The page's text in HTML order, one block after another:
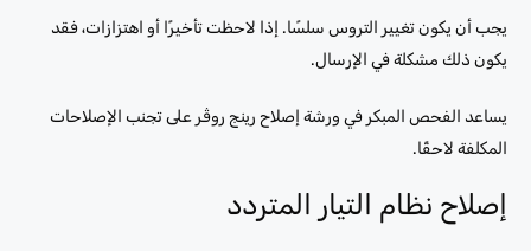
يجب أن يكون تغيير التروس سلسًا. إذا لاحظت تأخيرًا أو اهتزازات، فقد
يكون ذلك مشكلة في الإرسال.
يساعد الفحص المبكر في ورشة إصلاح رينج روڤر على تجنب الإصلاحات
المكلفة لاحقًا.
إصلاح نظام التيار المتردد